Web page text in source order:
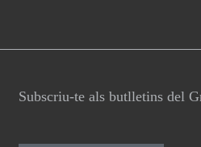
Subscriu-te als butlletins del